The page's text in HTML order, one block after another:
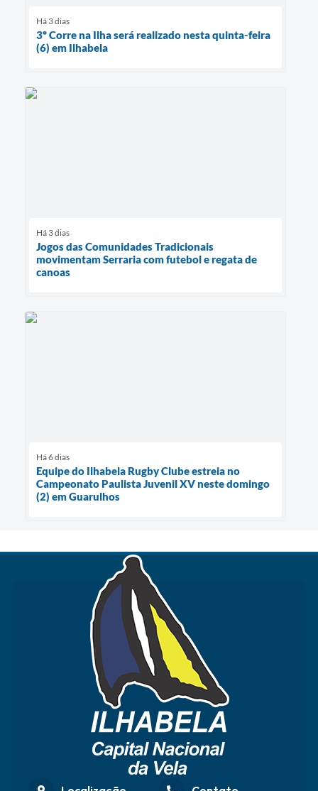
Há 3 dias
3º Corre na Ilha será realizado nesta quinta-feira
(6) em Ilhabela
Há 3 dias
Jogos das Comunidades Tradicionais
movimentam Serraria com futebol e regata de
canoas
Há 6 dias
Equipe do Ilhabela Rugby Clube estreia no
Campeonato Paulista Juvenil XV neste domingo
(2) em Guarulhos